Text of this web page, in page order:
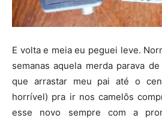
E volta e meia eu peguei leve.
semanas aquela merda parava
que arrastar meu pai até o
horrível) pra ir nos camelôs
esse novo sempre com a